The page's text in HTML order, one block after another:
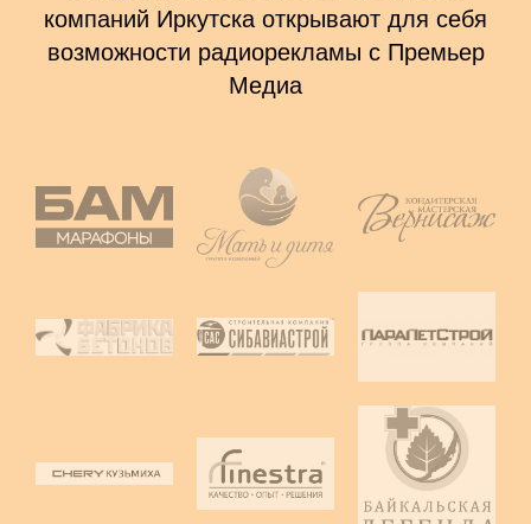
компаний Иркутска открывают для себя
возможности радиорекламы с Премьер
Медиа